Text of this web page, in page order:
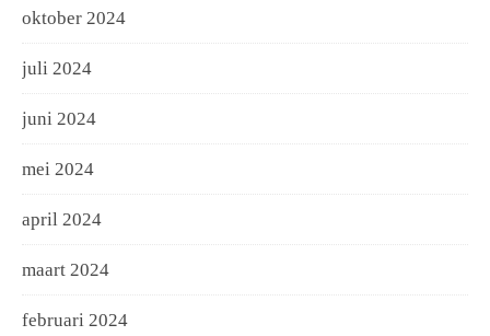
oktober 2024
juli 2024
juni 2024
mei 2024
april 2024
maart 2024
februari 2024